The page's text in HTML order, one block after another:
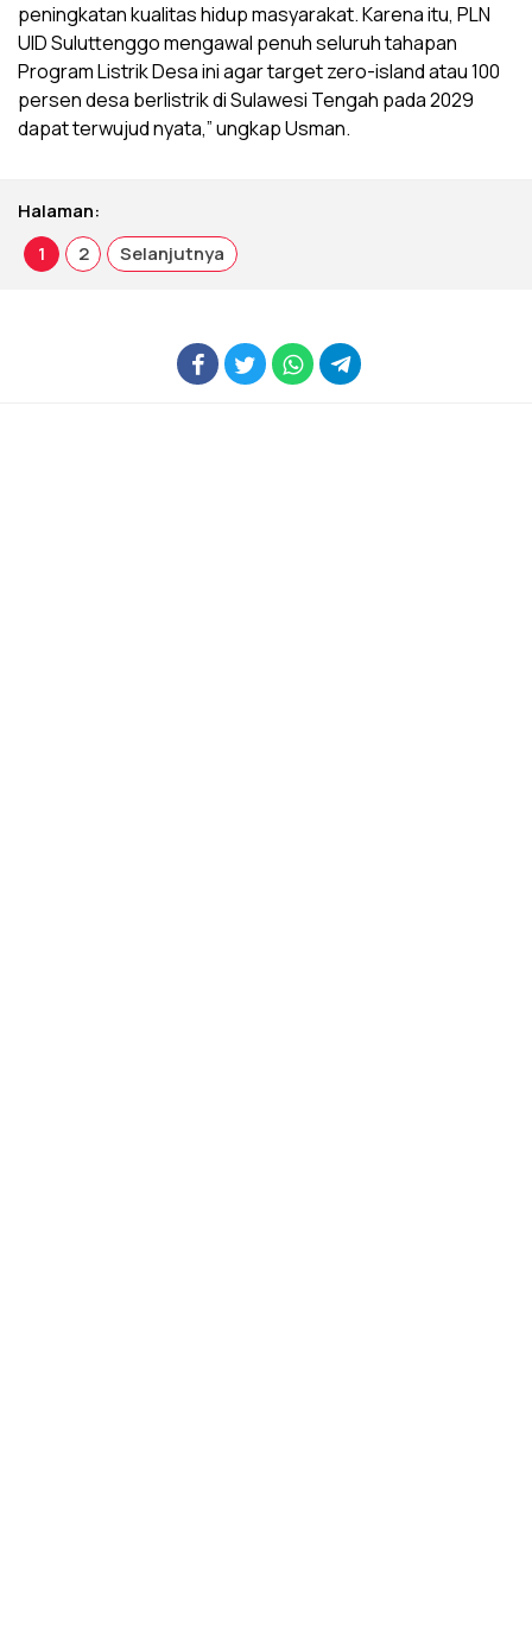
peningkatan kualitas hidup masyarakat. Karena itu, PLN
UID Suluttenggo mengawal penuh seluruh tahapan
Program Listrik Desa ini agar target zero-island atau 100
persen desa berlistrik di Sulawesi Tengah pada 2029
dapat terwujud nyata,” ungkap Usman.
Halaman:
1
2 Selanjutnya